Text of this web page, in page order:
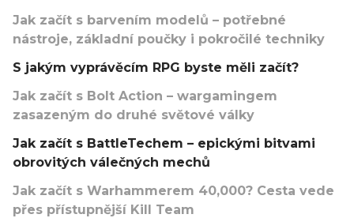
Jak začít s barvením modelů – potřebné
nástroje, základní poučky i pokročilé techniky
S jakým vyprávěcím RPG byste měli začít?
Jak začít s Bolt Action – wargamingem
zasazeným do druhé světové války
Jak začít s BattleTechem – epickými bitvami
obrovitých válečných mechů
Jak začít s Warhammerem 40,000? Cesta vede
přes přístupnější Kill Team